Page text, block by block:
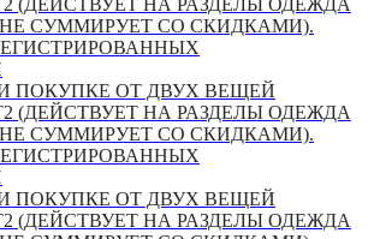
(ДЕЙСТВУЕТ НА РАЗДЕЛЫ ОДЕЖДА
СУММИРУЕТ СО СКИДКАМИ).
ПОКУПКЕ ОТ ДВУХ ВЕЩЕЙ
(ДЕЙСТВУЕТ НА РАЗДЕЛЫ ОДЕЖДА
СУММИРУЕТ СО СКИДКАМИ).
ПОКУПКЕ ОТ ДВУХ ВЕЩЕЙ
(ДЕЙСТВУЕТ НА РАЗДЕЛЫ ОДЕЖДА